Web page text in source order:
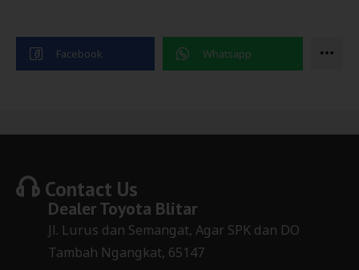
Contact Us
DealerToyota Blitar
Jl. Lurus dan Semangat, Agar SPK dan DO
Tambah Ngangkat, 65147